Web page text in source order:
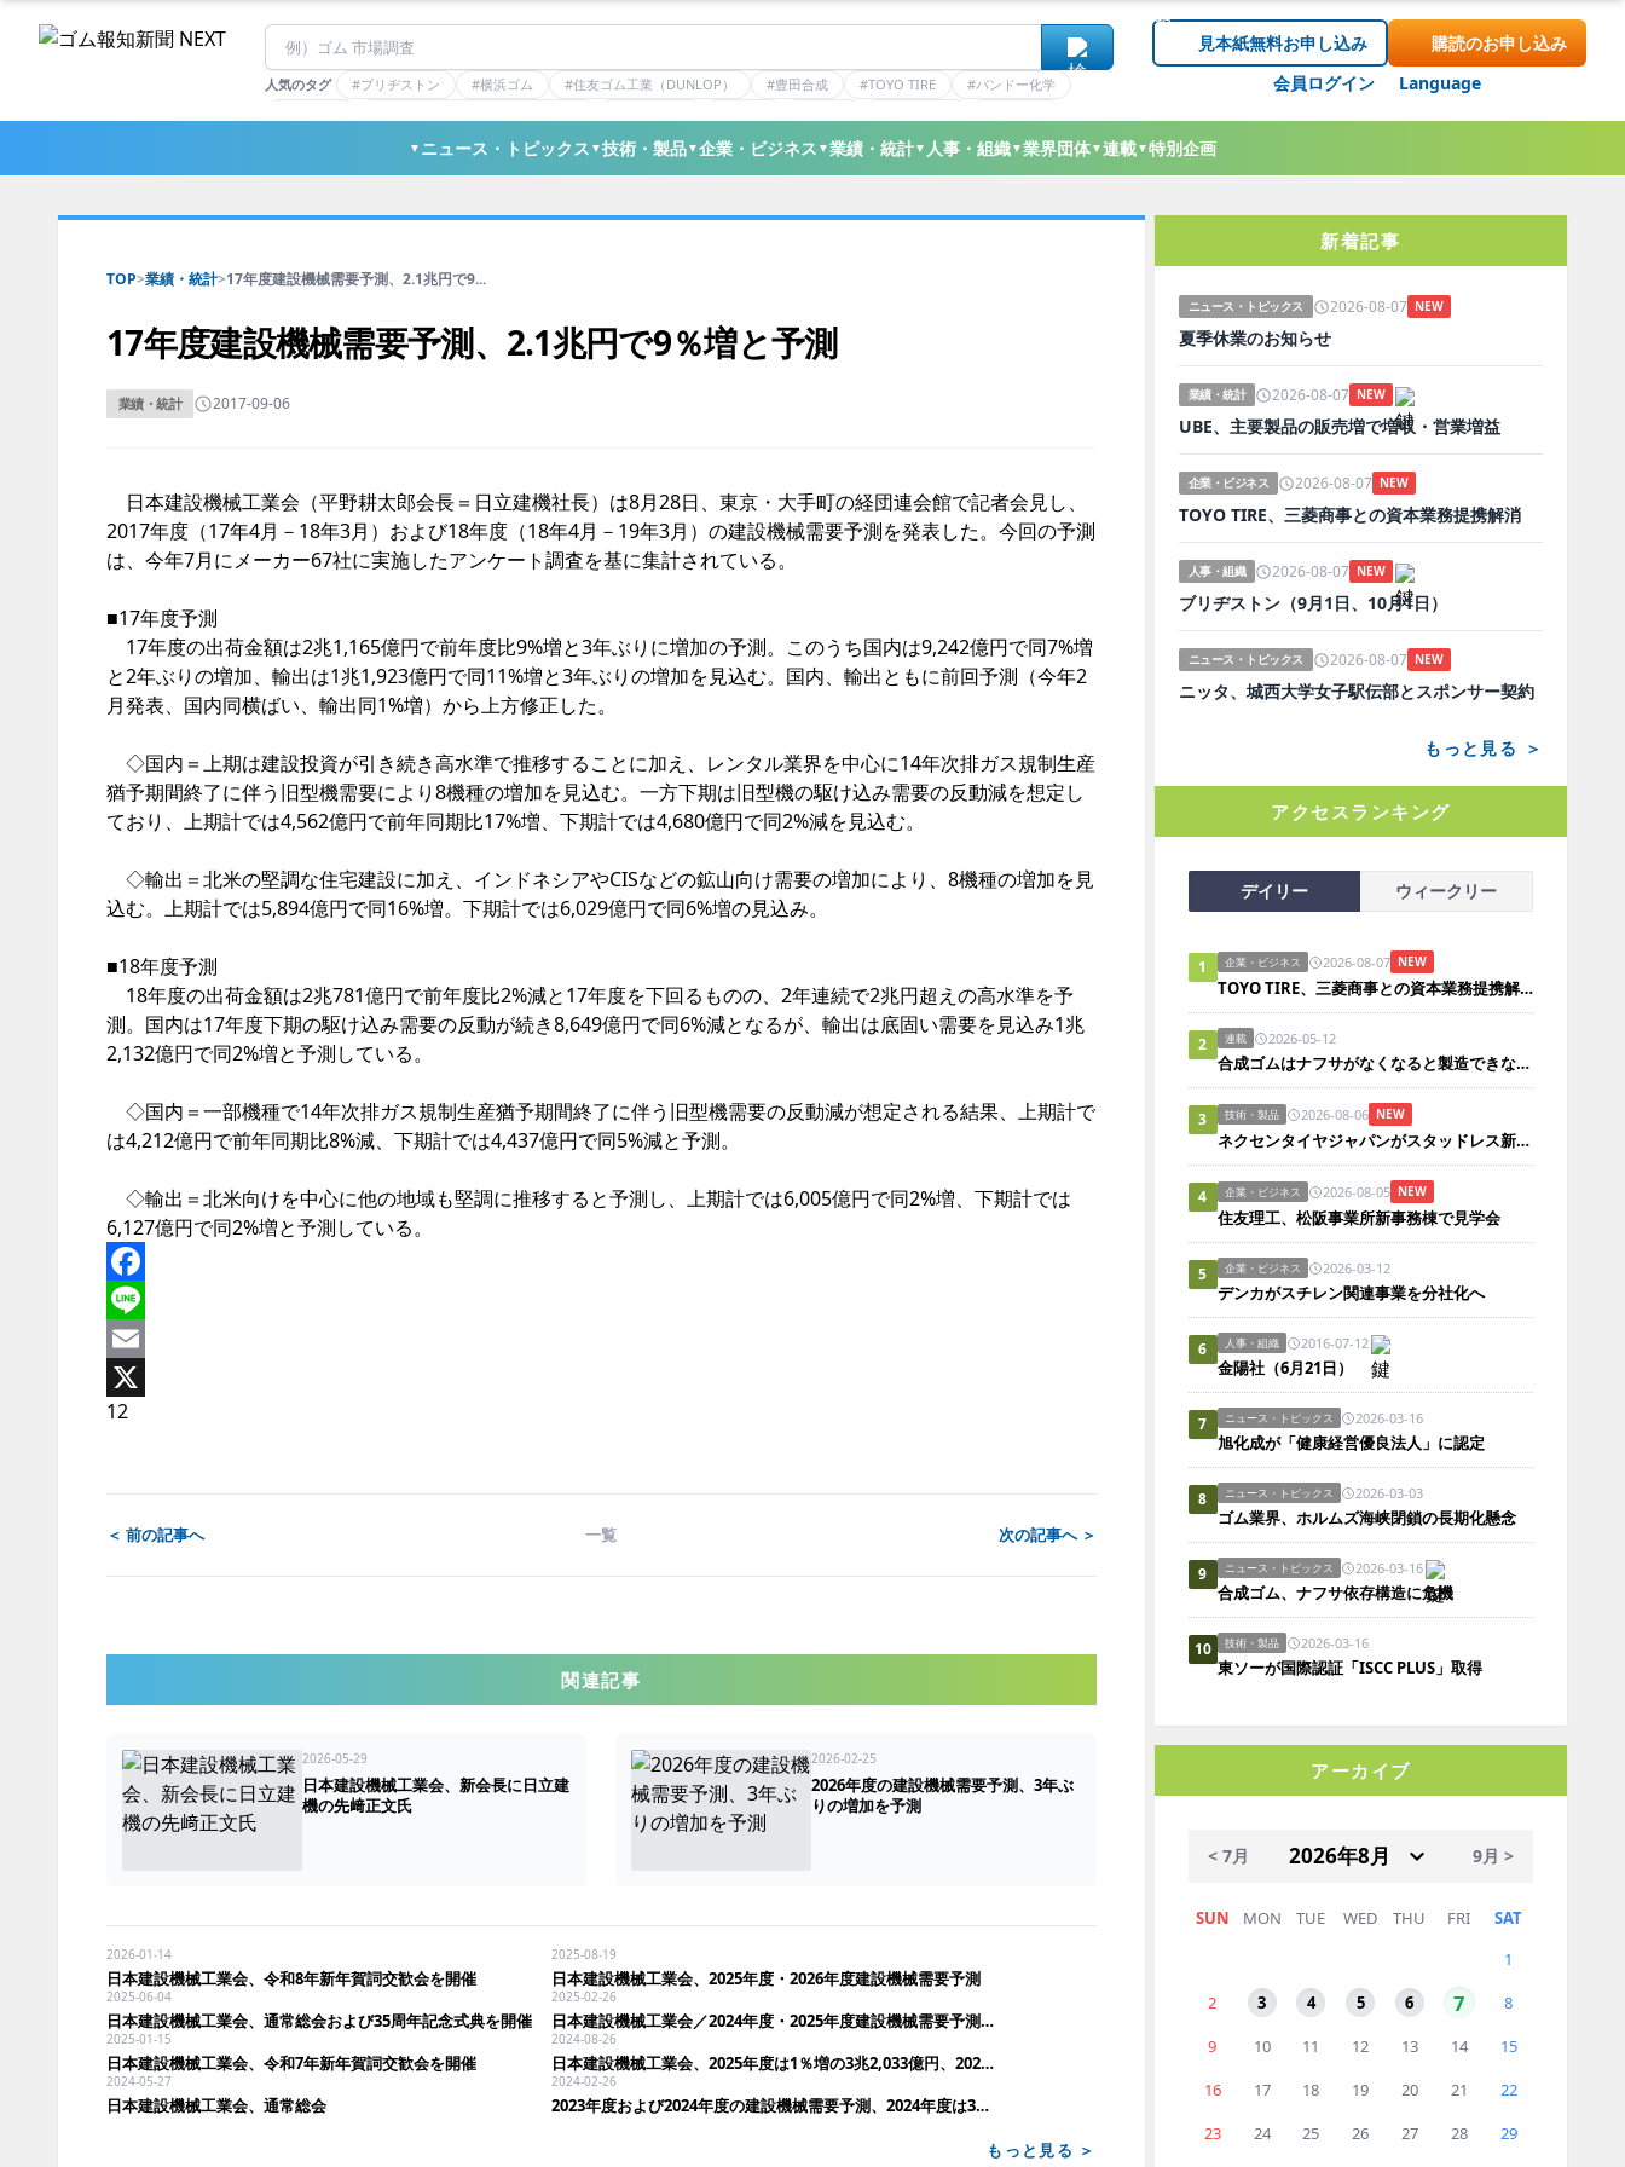
人気のタグ #ブリヂストン #横浜ゴム #住友ゴム工業（DUNLOP） #豊田合成 #TOYO TIRE
#バンドー化学
#東ソー
見本紙無料お申し込み
購読のお申し込み
会員ログイン
Language
▼ ニュース・トピックス ▼技術・製品▼企業・ビジネス ▼業績・統計▼ 人事・組織▼業界団体▼連載▼特別企画
TOP>業績・統計>17年度建設機械需要予測、2.1兆円で9...
17年度建設機械需要予測、2.1兆円で9％増と予測
業績・統計 2017-09-06
日本建設機械工業会（平野耕太郎会長＝日立建機社長）は8月28日、東京・大手町の経団連会館で記者会見し、
2017年度（17年4月－18年3月）および18年度（18年4月－19年3月）の建設機械需要予測を発表した。今回の予測
は、今年7月にメーカー67社に実施したアンケート調査を基に集計されている。
■17年度予測
17年度の出荷金額は2兆1,165億円で前年度比9%増と3年ぶりに増加の予測。このうち国内は9,242億円で同7%増
と2年ぶりの増加、輸出は1兆1,923億円で同11%増と3年ぶりの増加を見込む。国内、輸出ともに前回予測（今年2
月発表、国内同横ばい、輸出同1%増）から上方修正した。
◇国内＝上期は建設投資が引き続き高水準で推移することに加え、レンタル業界を中心に14年次排ガス規制生産
猶予期間終了に伴う旧型機需要により8機種の増加を見込む。一方下期は旧型機の駆け込み需要の反動減を想定し
ており、上期計では4,562億円で前年同期比17%増、下期計では4,680億円で同2%減を見込む。
◇輸出＝北米の堅調な住宅建設に加え、インドネシアやCISなどの鉱山向け需要の増加により、8機種の増加を見
込む。上期計では5,894億円で同16%増。下期計では6,029億円で同6%増の見込み。
■18年度予測
18年度の出荷金額は2兆781億円で前年度比2%減と17年度を下回るものの、2年連続で2兆円超えの高水準を予
測。国内は17年度下期の駆け込み需要の反動が続き8,649億円で同6%減となるが、輸出は底固い需要を見込み1兆
2,132億円で同2%増と予測している。
◇国内＝一部機種で14年次排ガス規制生産猶予期間終了に伴う旧型機需要の反動減が想定される結果、上期計で
は4,212億円で前年同期比8%減、下期計では4,437億円で同5%減と予測。
◇輸出＝北米向けを中心に他の地域も堅調に推移すると予測し、上期計では6,005億円で同2%増、下期計では
6,127億円で同2%増と予測している。
Facebook
Line
Email
X
12
＜ 前の記事へ 一覧 次の記事へ ＞
関連記事
2026-05-29
日本建設機械工業会、新会長に日立建
機の先﨑正文氏
2026-02-25
2026年度の建設機械需要予測、3年ぶ
りの増加を予測
2026-01-14
日本建設機械工業会、令和8年新年賀詞交歓会を開催
2025-08-19
日本建設機械工業会、2025年度・2026年度建設機械需要予測
2025-06-04
日本建設機械工業会、通常総会および35周年記念式典を開催
2025-02-26
日本建設機械工業会／2024年度・2025年度建設機械需要予測、2025年度は出荷金額2兆9,714億円で前年度並み
2025-01-15
日本建設機械工業会、令和7年新年賀詞交歓会を開催
2024-08-26
日本建設機械工業会、2025年度は1％増の3兆2,033億円、2024年度は3兆1,610億円で4年振りに減少
2024-05-27
日本建設機械工業会、通常総会
2024-02-26
2023年度および2024年度の建設機械需要予測、2024年度は3兆3,291億円で過去最高更新
もっと見る ＞
新着記事
ニュース・トピックス 2026-08-07 NEW
夏季休業のお知らせ
業績・統計 2026-08-07 NEW
UBE、主要製品の販売増で増収・営業増益
企業・ビジネス 2026-08-07 NEW
TOYO TIRE、三菱商事との資本業務提携解消
人事・組織 2026-08-07 NEW
ブリヂストン（9月1日、10月1日）
ニュース・トピックス 2026-08-07 NEW
ニッタ、城西大学女子駅伝部とスポンサー契約
もっと見る ＞
アクセスランキング
デイリー ウィークリー
1 企業・ビジネス 2026-08-07 NEW
TOYO TIRE、三菱商事との資本業務提携解消
2 連載 2026-05-12
合成ゴムはナフサがなくなると製造できないのか？
3 技術・製品 2026-08-06 NEW
ネクセンタイヤジャパンがスタッドレス新製品、日本市場にらみ開発
4 企業・ビジネス 2026-08-05 NEW
住友理工、松阪事業所新事務棟で見学会
5 企業・ビジネス 2026-03-12
デンカがスチレン関連事業を分社化へ
6 人事・組織 2016-07-12
金陽社（6月21日）
7 ニュース・トピックス 2026-03-16
旭化成が「健康経営優良法人」に認定
8 ニュース・トピックス 2026-03-03
ゴム業界、ホルムズ海峡閉鎖の長期化懸念
9 ニュース・トピックス 2026-03-16
合成ゴム、ナフサ依存構造に危機
10 技術・製品 2026-03-16
東ソーが国際認証「ISCC PLUS」取得
アーカイブ
< 7月 9月 >
SUN MON TUE WED THU FRI
SAT
1
2
3 4 5 6 7
8
9
10 11 12 13 14
15
16
17 18 19 20 21
22
23
24 25 26 27 28
29